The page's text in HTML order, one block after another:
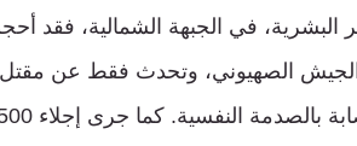
البشرية، في الجبهة الشمالية، فقد